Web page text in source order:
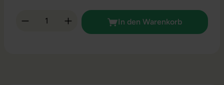
Produkt Anzahl: Gib den gewünschten
In den Warenkorb